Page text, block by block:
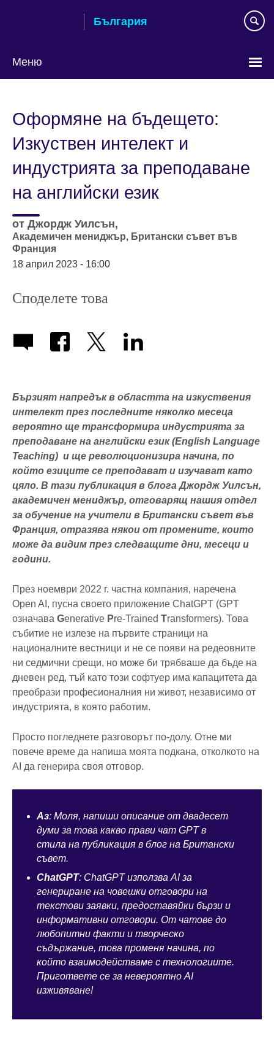
България
Меню
Оформяне на бъдещето:
Изкуствен интелект и
индустрията за преподаване
на английски език
от Джордж Уилсън,
Академичен мениджър, Британски съвет във
Франция
18 април 2023 - 16:00
Споделете това
Бързият напредък в областта на изкуствения
интелект през последните няколко месеца
вероятно ще трансформира индустрията за
преподаване на английски език (English Language
Teaching) и ще революционизира начина, по
който езиците се преподават и изучават като
цяло. В тази публикация в блога Джордж Уилсън,
академичен мениджър, отговарящ нашия отдел
за обучение на учители в Британски съвет във
Франция, отразява някои от промените, които
може да видим през следващите дни, месеци и
години.
През ноември 2022 г. частна компания, наречена
Open AI, пусна своето приложение ChatGPT (GPT
означава Generative Pre-Trained Transformers). Това
събитие не излезе на първите страници на
националните вестници и не се появи на редеовните
ни седмични срещи, но може би трябваше да бъде на
дневен ред, тъй като този софтуер има капацитета да
преобрази професионалния ни живот, независимо от
индустрията, в която работим.
Просто погледнете разговорът по-долу. Отне ми
повече време да напиша моята подкана, отколкото на
AI ​​да генерира своя отговор.
Аз: Моля, напиши описание от двадесет
думи за това какво прави чат GPT в
стила на публикация в блог на Британски
съвет.
ChatGPT: ChatGPTизползва AI за
генериране на човешки отговори на
текстови заявки, предоставяйки бързи и
информативни отговори. От чатове до
любопитни факти и творческо
съдържание, това променя начина, по
който взаимодействаме с технологиите.
Пригответе се за невероятно AI
изживяване!